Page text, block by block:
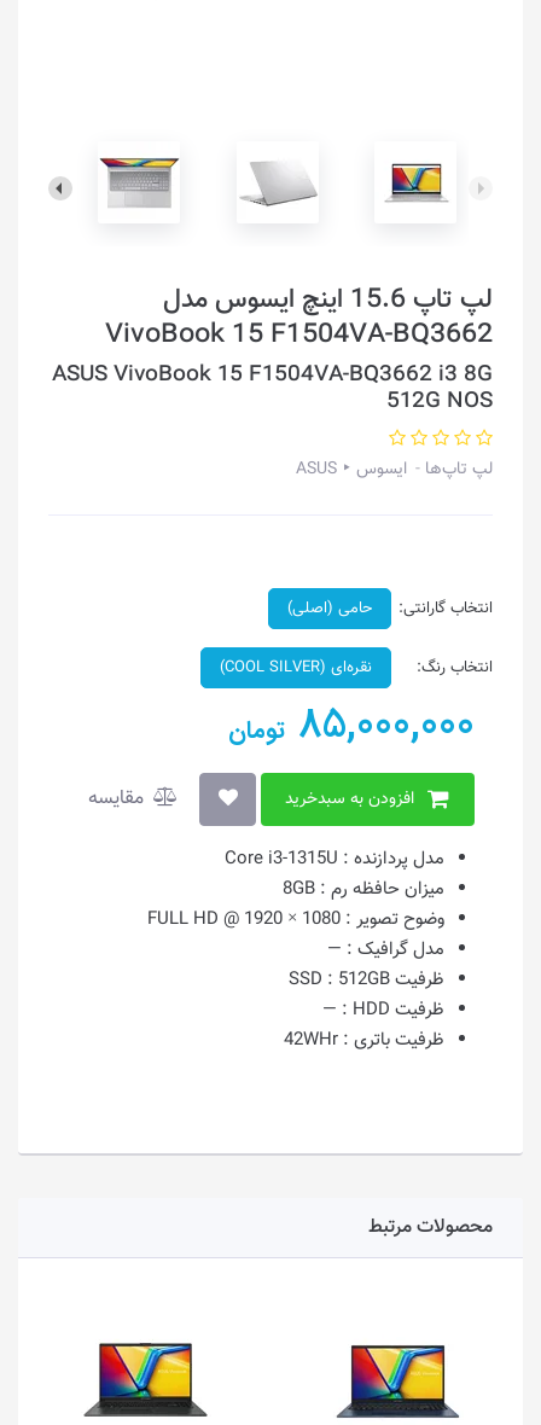
لپ تاپ 15.6 اینچ ایسوس مدل
VivoBook 15 F1504VA-BQ3662
ASUS VivoBook 15 F1504VA-BQ3662 i3 8G
512G NOS
لپ تاپ‌ها ایسوس ‣ ASUS
انتخاب گارانتی: حامی (اصلی)
انتخاب رنگ: نقره‌ای (COOL SILVER)
85,000,000 تومان
افزودن به سبدخرید مقایسه
مدل پردازنده : Core i3-1315U
میزان حافظه رم : 8GB
وضوح تصویر : 1080 × 1920 @ FULL HD
مدل گرافیک : —
ظرفیت SSD :512GB
ظرفیت HDD :
—
ظرفیت باتری : 42WHr
محصولات مرتبط